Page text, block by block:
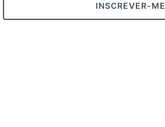
INSCREVER-ME